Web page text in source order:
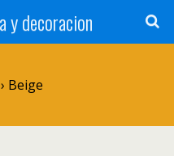
y decoracion
Beige